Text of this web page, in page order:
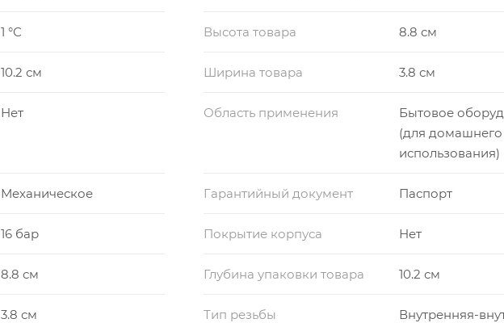
1 °С Высота товара 8.8 см
10.2 см Ширина товара 3.8 см
Нет Область применения
Бытовое
(для домашнего
использования)
Механическое Гарантийный документ Паспорт
16 бар Покрытие корпуса Нет
8.8 см Глубина упаковки товара 10.2 см
3.8 см Тип резьбы Внутренняя-